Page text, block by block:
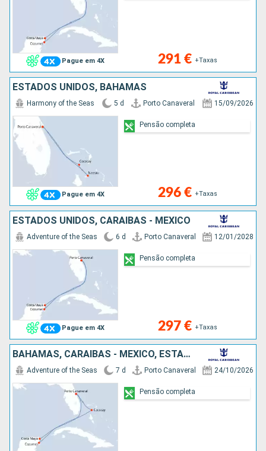
Pague em 4X 291 € +Taxas
ESTADOS UNIDOS, BAHAMAS
Pague em 4X
Harmony of the Seas 5 d Porto Canaveral 15/09/2026
296 € +Taxas
Pensão completa
ESTADOS UNIDOS, CARAIBAS - MEXICO
Pague em 4X
Adventure of the Seas 6 d Porto Canaveral 12/01/2028
297 € +Taxas
Pensão completa
BAHAMAS, CARAIBAS - MEXICO, ESTADOS UNIDOS
Adventure of the Seas 7 d Porto Canaveral 24/10/2026
Pensão completa